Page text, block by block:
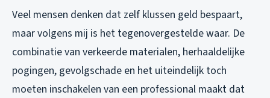
Veel mensen denken dat zelf klussen geld bespaart,
maar volgens mij is het tegenovergestelde waar. De
combinatie van verkeerde materialen, herhaaldelijke
pogingen, gevolgschade en het uiteindelijk toch
moeten inschakelen van een professional maakt dat